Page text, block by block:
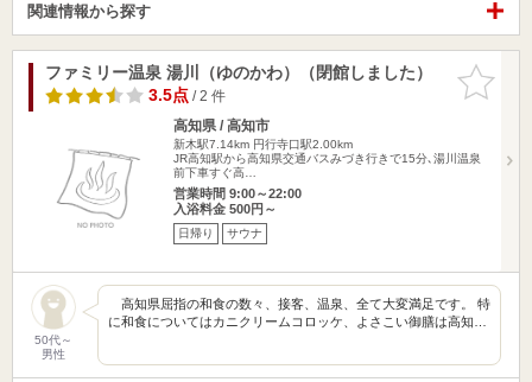
関連情報から探す
お気に入
りに追加
ファミリー温泉 湯川（ゆのかわ）（閉館しました）
3.5点/ 2 件
高知県 / 高知市
新木駅7.14km 円行寺口駅2.00km
JR高知駅から高知県交通バスみづき行きで15分､湯川温泉
前下車すぐ高…
営業時間 9:00～22:00
入浴料金 500円～
日帰り サウナ
50代～
男性
高知県屈指の和食の数々、接客、温泉、全て大変満足です。 特
に和食についてはカニクリームコロッケ、よさこい御膳は高知…